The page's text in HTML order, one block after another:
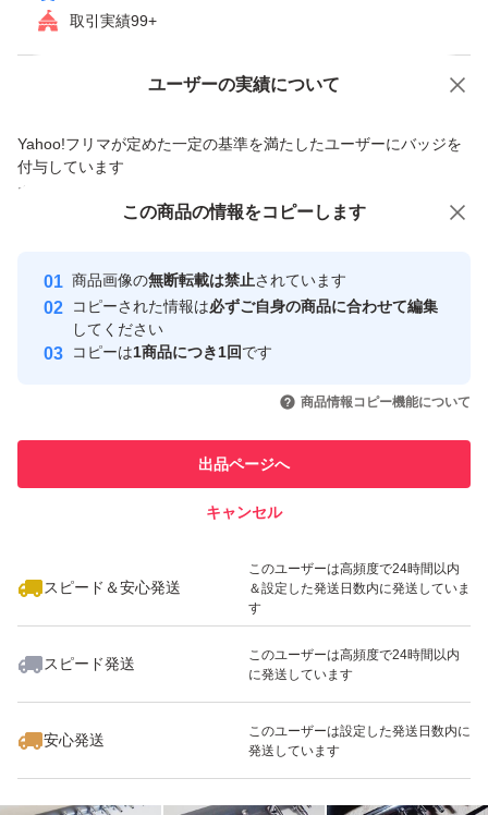
ていない場合ありますので期間・価格など条件の詳細は検
ご注意ください。
る（今までと変わらなければ土・日にもらえます）。ヤフ
オクゴールドクーポンで検索すれば出てきます。 オーク
ションページの入札（今すぐ落札）ボタンの下に記載され
時の価格は変わりません）。 ③支払手続時にクーポンを
選択する（値引きされていることを確認して支払）。
取引 について（4、5つ目の画像）をご確認の上、入札・
購入ください。 初期不良（輸送事故含）時は対応後に評
評価する方）は他で落札・購入してください。 問題あれ
入しないでください。と記載しても現れています。 全て
不当評価扱いです。
たり）です。気になる方は画像6と7と下記を参照くださ
い。 『汚い』と即悪い評価してきた者が現れましたがエ
アーストーンが10個全て汚い（箱を開けるとジップ袋が
茶色がかっていて破れていてストーンの砂とゴミが出てき
取引実績99+
ユーザーの実績について
Yahoo!フリマが定めた一定の基準を満たしたユーザーにバッジを
付与しています
安心取引出品者
取引実績
取引実績◯+
このユーザーはYahoo!フリマの取
引を完了させた実績があります
での取引実績があります
スピード&安心発送
※このバッジは実績に基づく表示であり、発送を保証しているものではあり
スピード＆安心発送
このユーザーは高頻度で24時間以内
＆設定した発送日数内に発送していま
す
スピード発送
このユーザーは高頻度で24時間以内
に発送しています
安心発送
このユーザーは設定した発送日数内に
発送しています
Yahoo!オークションで出品した商品のため一部機能は利用できません
商品への質問からの値下げ交渉、不適切なカテゴリ変更依頼は禁止です
この商品の情報をコピーします
商品画像の無断転載は禁止されています
コピーされた情報は必ずご自身の商品に合わせて編集
してください
コピーは1商品につき1回です
商品情報コピー機能について
出品ページへ
キャンセル
この商品をみている人にオススメ